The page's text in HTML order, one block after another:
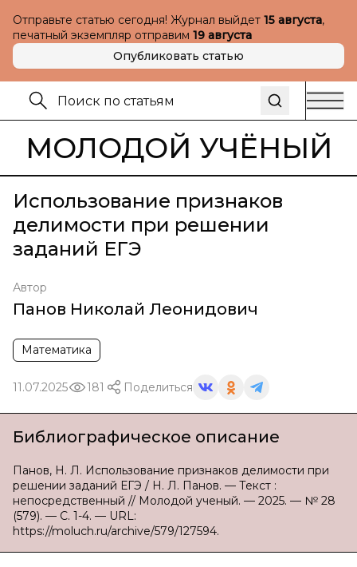
Отправьте статью сегодня! Журнал выйдет 15 августа,
печатный экземпляр отправим 19 августа
Опубликовать статью
МОЛОДОЙ УЧЁНЫЙ
Использование признаков
делимости при решении
заданий ЕГЭ
Автор
Панов Николай Леонидович
Математика
11.07.2025 181 Поделиться
Библиографическое описание
Панов, Н. Л. Использование признаков делимости при
решении заданий ЕГЭ / Н. Л. Панов. — Текст :
непосредственный // Молодой ученый. — 2025. — № 28
(579). — С. 1-4. — URL:
https://moluch.ru/archive/579/127594.